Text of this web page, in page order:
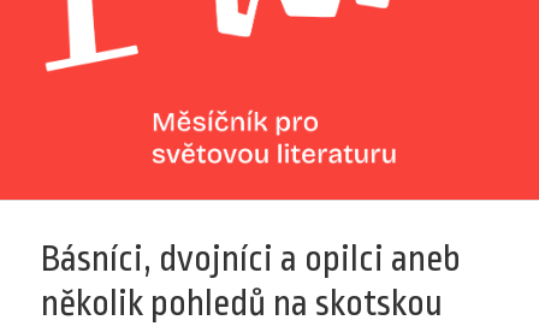
Básníci, dvojníci a opilci aneb
několik pohledů na skotskou